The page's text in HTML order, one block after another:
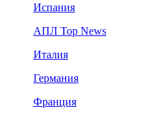
Испания
АПЛ Top News
Италия
Германия
Франция